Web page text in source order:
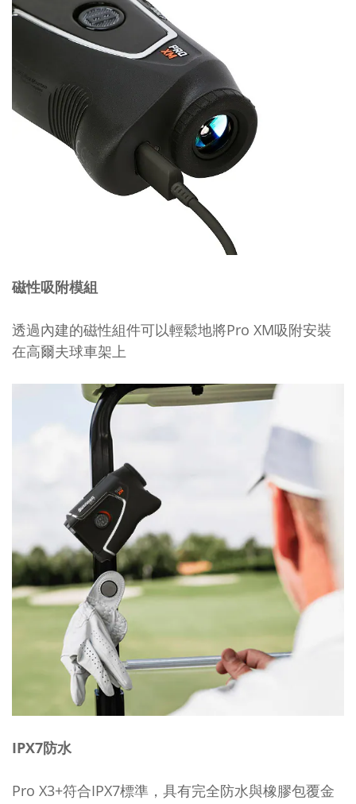
磁性吸附模組
透過內建的磁性組件可以輕鬆地將Pro XM吸附安裝
在高爾夫球車架上
IPX7防水
Pro X3+符合IPX7標準，具有完全防水與橡膠包覆金